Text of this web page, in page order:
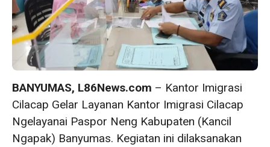
BANYUMAS, L86News.com – Kantor Imigrasi
Cilacap Gelar Layanan Kantor Imigrasi Cilacap
Ngelayanai Paspor Neng Kabupaten (Kancil
Ngapak) Banyumas. Kegiatan ini dilaksanakan